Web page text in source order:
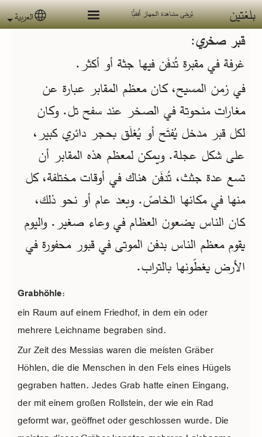
تجاوز إلى المحتوى الرئيسي
بلغتين يُرجَى مشاهدة الجهاز أفقيًّا العربية
قبر صخري:
غرفة في مقبرة تُدفَن فيها جثة أو أكثر.
في زمن المسيح، كان معظم المقابر عبارة عن
مغارات منحوتة في الصخر عند سفح تل. وكان
لكل قبر مدخل يُفتَح أو يُغلَق بحجر دائري كبير،
على شكل عجلة. ويمكن لمعظم هذه المقابر أن
تسع عدة جثث، تُدفَن هناك في أوقات مختلفة، كل
منها في مكانها الخاصّ. وبعد عام أو نحو ذلك،
كان الناس يضعون العظام في وعاء صغير. واليوم
يقوم معظم الناس بدفن الموتى في قبور محفورة في
الأرض يغطّونها بالتراب.
Grabhöhle:
ein Raum auf einem Friedhof, in dem ein oder
mehrere Leichname begraben sind.
Zur Zeit des Messias waren die meisten Gräber
Höhlen, die die Menschen in den Fels eines Hügels
gegraben hatten. Jedes Grab hatte einen Eingang,
der mit einem großen Rollstein, der wie ein Rad
geformt war, geöffnet oder geschlossen wurde. Die